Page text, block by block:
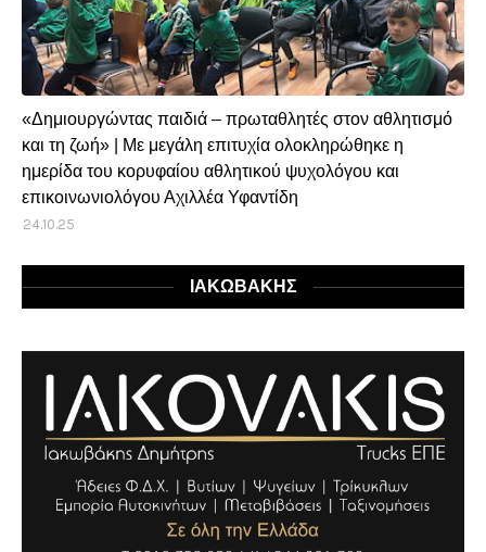
«Δημιουργώντας παιδιά – πρωταθλητές στον αθλητισμό
και τη ζωή» | Με μεγάλη επιτυχία ολοκληρώθηκε η
ημερίδα του κορυφαίου αθλητικού ψυχολόγου και
επικοινωνιολόγου Αχιλλέα Υφαντίδη
24.10.25
ΙΑΚΩΒΑΚΗΣ